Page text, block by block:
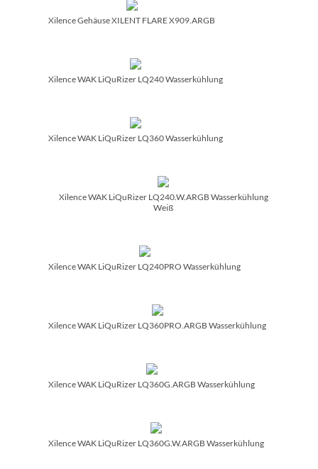
Xilence Gehäuse XILENT FLARE X909.ARGB
Xilence WAK LiQuRizer LQ240 Wasserkühlung
Xilence WAK LiQuRizer LQ360 Wasserkühlung
Xilence WAK LiQuRizer LQ240.W.ARGB Wasserkühlung
Weiß
Xilence WAK LiQuRizer LQ240PRO Wasserkühlung
Xilence WAK LiQuRizer LQ360PRO.ARGB Wasserkühlung
Xilence WAK LiQuRizer LQ360G.ARGB Wasserkühlung
Xilence WAK LiQuRizer LQ360G.W.ARGB Wasserkühlung